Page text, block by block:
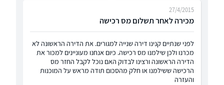
מכירה לאחר תשלום מס רכישה
27/4/2015
לפני שנתיים קנינו דירה שנייה למגורים. את הדירה הראשונה לא
מכרנו ולכן שילמנו מס רכישה. כיום אנחנו מעוניינים למכור את
הדירה הראשונה ורצינו לבדוק האם נוכל לקבל החזר מס
הרכישה ששילמנו או חלק מהסכום תודה מראש על המוכנות
והעזרה